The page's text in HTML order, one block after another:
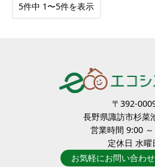
5件中 1〜5件を表示
〒392-
長野県諏訪市杉菜
営業時間 9:00
定休日 水曜
お気軽にお問い合わ